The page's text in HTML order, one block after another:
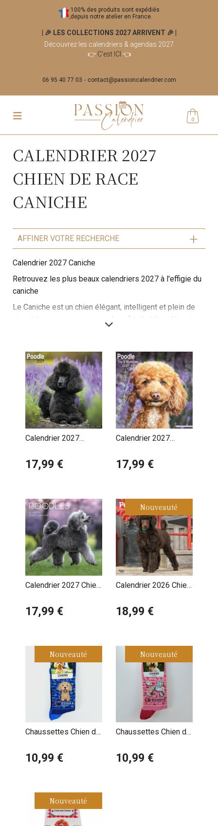
100% des produits sont expédiés
depuis notre atelier en France.
| 🎉 LES COLLECTIONS 2027 ARRIVENT 🎉
Découvrez les calendriers & agendas 2027
👉 C'est ICI 👈
06 95 40 77 03 contact@passioncalendrier.com
0
CALENDRIER 2027
CHIEN DE RACE
CANICHE
AFFINER VOTRE RECHERCHE
Calendrier 2027 Caniche
Retrouvez les plus beaux calendriers 2027 à l'effigie du
caniche
Le Caniche est un chien élégant, intelligent et plein de
vivacité, reconnu pour son pelage frisé et bouclé, qui
et toy.
Ce chien est particulièrement apprécié pour sa grande
intelligence et sa facilité d'apprentissage, ce qui en fait
un excellent chien de compagnie et un compétiteur en
sports canins. Malgré sa réputation de chien de salon, le
Caniche est aussi actif et joueur, aimant les promenades
et les jeux. Sociable et affectueux, il forme une relation
Calendrier 2027
17,99 €
Calendrier 2027
17,99 €
Calendrier 2027 Chien
17,99 €
Nouveauté
Calendrier 2026 Chien
18,99 €
Nouveauté
Chaussettes Chien de
10,99 €
Nouveauté
Chaussettes Chien de
10,99 €
Nouveauté